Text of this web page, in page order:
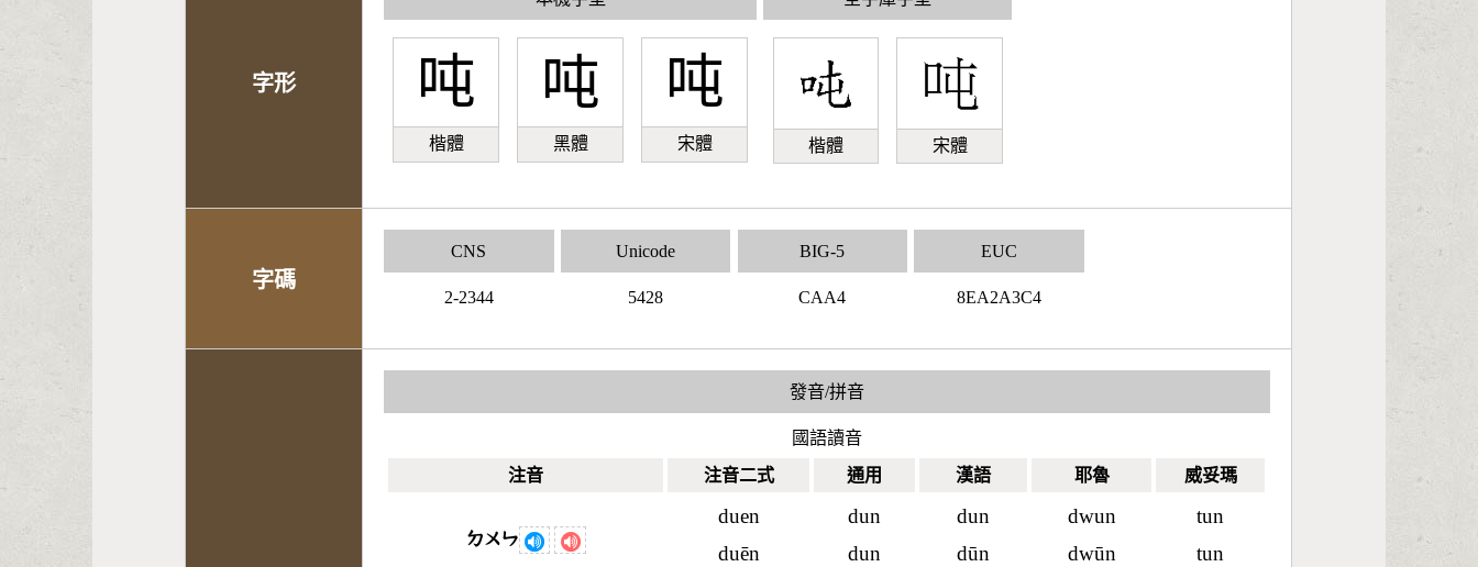
字形 吨
楷體
吨
黑體
吨
宋體 楷體 宋體
字碼
CNS
2-2344
Unicode
5428
BIG-5
CAA4
EUC
8EA2A3C4
發音/拼音
國語讀音
注音
注音二式 通用 漢語 耶魯 威妥瑪
ㄉㄨㄣ
duen
duēn
dun
dun
dun
dūn
dwun
dwūn
tun
tun